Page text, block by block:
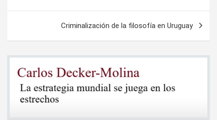
entradas
Criminalización de la filosofía en Uruguay